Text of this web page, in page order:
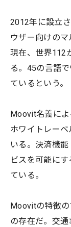
2012年に設立
ウザー向けの
現在、世界112
る。45の言語
ているという。
Moovit名義によ
ホワイトレー
いる。決済機
ビスを可能に
ている。
Moovitの特徴
の存在だ。交